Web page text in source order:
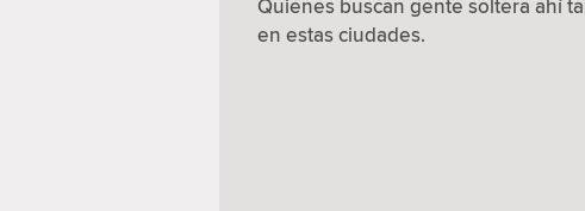
Quienes buscan gente soltera ahí
en estas ciudades.